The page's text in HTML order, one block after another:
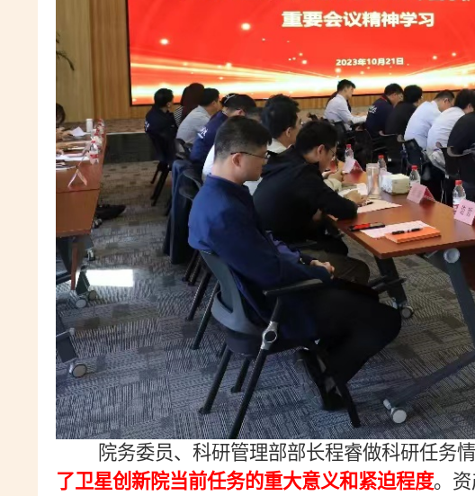
院务委员、科研管理部部长程睿做科研任务
了卫星创新院当前任务的重大意义和紧迫程度。